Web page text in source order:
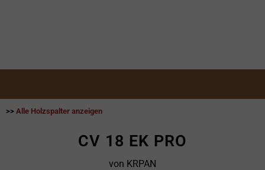
>> Alle Holzspalter anzeigen
CV 18 EK PRO
von KRPAN